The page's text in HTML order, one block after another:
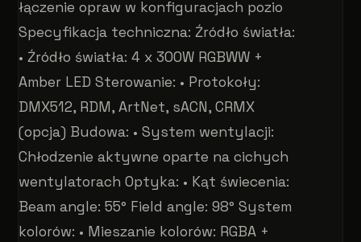
łączenie opraw w konfiguracjach pozio
Specyfikacja techniczna: Źródło światła:
• Źródło światła: 4 x 300W RGBWW +
Amber LED Sterowanie: • Protokoły:
DMX512, RDM, ArtNet, sACN, CRMX
(opcja) Budowa: • System wentylacji:
Chłodzenie aktywne oparte na cichych
wentylatorach Optyka: • Kąt świecenia:
Beam angle: 55° Field angle: 98° System
kolorów: • Mieszanie kolorów: RGBA +